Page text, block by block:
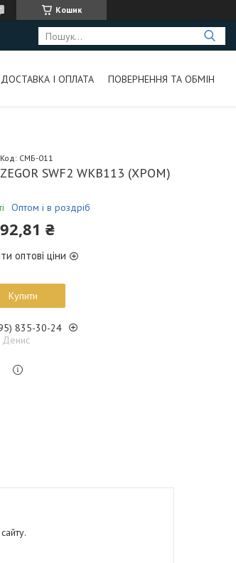
Кошик
ДОСТАВКА І ОПЛАТА ПОВЕРНЕННЯ ТА ОБМІН
SWF2 WKB113 (ХРОМ)
Оптом і в роздріб
Код: СМБ-011
₴
оптові ціни
Купити
835-30-24
Денис